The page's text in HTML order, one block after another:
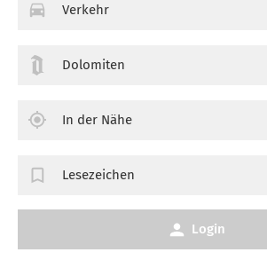
Verkehr
Dolomiten
In der Nähe
Lesezeichen
Login